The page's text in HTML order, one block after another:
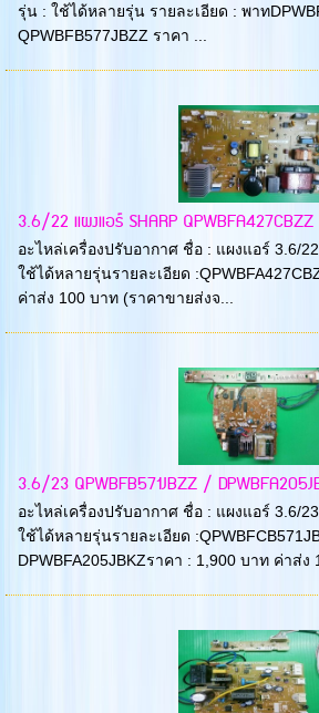
รุ่น : ใช้ได้หลายรุ่น รายละเอียด : พาท
QPWBFB577JBZZ ราคา ...
3.6/22 แผงแอร์ SHARP QPWBFA427CBZZ
อะไหล่เครื่องปรับอากาศ ชื่อ : แผงแอร์ 3.6/
ใช้ได้หลายรุ่นรายละเอียด
ค่าส่ง 100 บาท (ราคาขายส่งจ...
3.6/23 QPWBFB571JBZZ /
อะไหล่เครื่องปรับอากาศ ชื่อ : แผงแอร์ 3.6/
ใช้ได้หลายรุ่นรายละเอียด
DPWBFA205JBKZราคา : 1,900 บาท ค่าส่ง